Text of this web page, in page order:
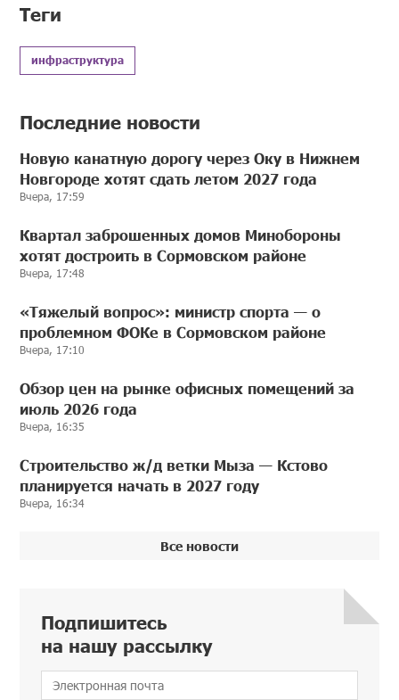
Теги
инфраструктура
Последние новости
Новую канатную дорогу через Оку в Нижнем
Новгороде хотят сдать летом 2027 года
Вчера, 17:59
Квартал заброшенных домов Минобороны
хотят достроить в Сормовском районе
Вчера, 17:48
«Тяжелый вопрос»: министр спорта — о
проблемном ФОКе в Сормовском районе
Вчера, 17:10
Обзор цен на рынке офисных помещений за
июль 2026 года
Вчера, 16:35
Строительство ж/д ветки Мыза — Кстово
планируется начать в 2027 году
Вчера, 16:34
Все новости
Подпишитесь
на нашу рассылку